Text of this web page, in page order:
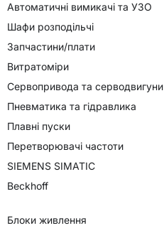
Автоматичні вимикачі та УЗО
Шафи розподільчі
Запчастини/плати
Витратоміри
Сервопривода та серводвигуни
Пневматика та гідравлика
Плавні пуски
Перетворювачі частоти
SIEMENS SIMATIC
Beckhoff
Блоки живлення